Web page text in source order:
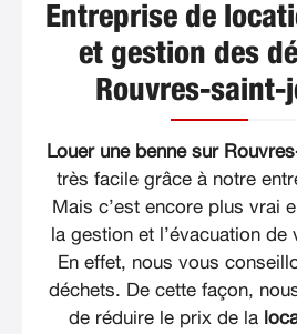
Entreprise de
et gestion des
Rouvres-saint-
Louer une benne sur
très facile grâce à notre
Mais c’est encore plus vrai
la gestion et l’évacuation
En effet, nous vous
déchets. De cette façon,
de réduire le prix de la